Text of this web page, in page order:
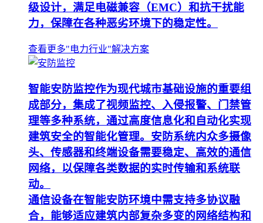
级设计，满足电磁兼容（EMC）和抗干扰能
力，保障在各种恶劣环境下的稳定性。
查看更多"电力行业"解决方案
智能安防监控作为现代城市基础设施的重要组
成部分，集成了视频监控、入侵报警、门禁管
理等多种系统，通过高度信息化和自动化实现
建筑安全的智能化管理。安防系统内众多摄像
头、传感器和终端设备需要稳定、高效的通信
网络，以保障各类数据的实时传输和系统联
动。
通信设备在智能安防环境中需支持多协议融
合，能够适应建筑内部复杂多变的网络结构和